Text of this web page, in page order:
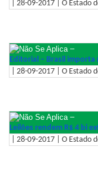
| 28-09-2017 | O Estado
–
Editorial – Brasil importa
| 28-09-2017 | O Estado
–
Leilões rendem R$ 4 bi
| 28-09-2017 | O Estado